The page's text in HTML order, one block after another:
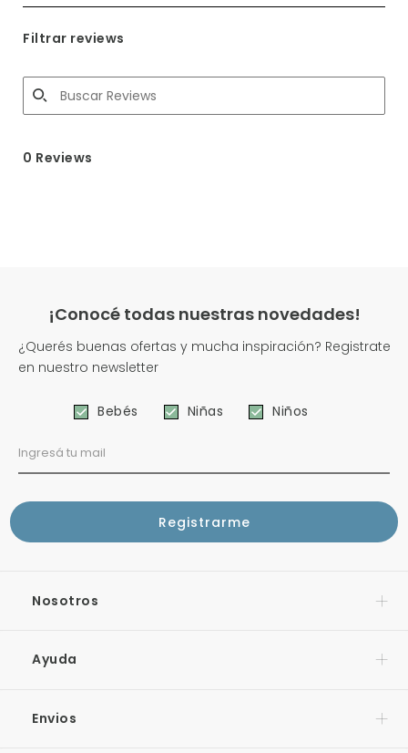
Filtrar reviews
0 Reviews
¡Conocé todas nuestras novedades!
¿Querés buenas ofertas y mucha inspiración? Registrate
en nuestro newsletter
Bebés Niñas Niños
Nosotros
Ayuda
Envios